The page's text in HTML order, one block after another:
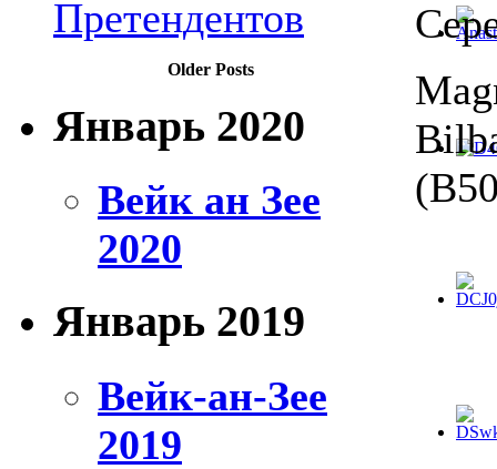
Претендентов
Older Posts
Январь 2020
Вейк ан Зее
2020
Январь 2019
Вейк-ан-Зее
2019